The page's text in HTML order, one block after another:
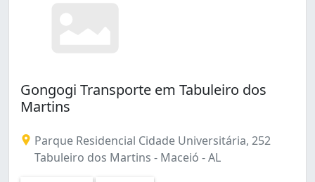
Gongogi Transporte em Tabuleiro dos
Martins
Parque Residencial Cidade Universitária, 252
Tabuleiro dos Martins - Maceió - AL